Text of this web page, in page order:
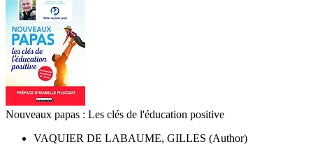
Nouveaux papas : Les clés de l'éducation positive
VAQUIER DE LABAUME, GILLES (Author)